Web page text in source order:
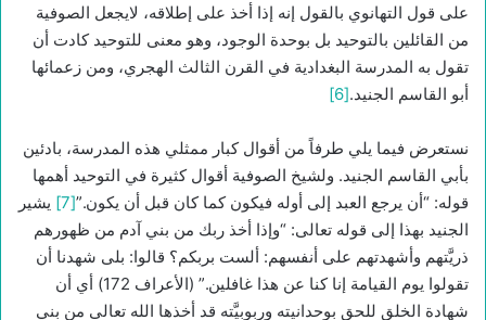
على قول التهانوي بالقول إنه إذا أخذ على إطلاقه، لايجعل الصوفية
من القائلين بالتوحيد بل بوحدة الوجود، وهو معنى للتوحيد كادت أن
تقول به المدرسة البغدادية في القرن الثالث الهجري، ومن زعمائها
أبو القاسم الجنيد.[6]
نستعرض فيما يلي طرفاً من أقوال كبار ممثلي هذه المدرسة، بادئين
بأبي القاسم الجنيد. ولشيخ الصوفية أقوال كثيرة في التوحيد أهمها
قوله: “أن يرجع العبد إلى أوله فيكون كما كان قبل أن يكون.”[7]
يشير
الجنيد بهذا إلى قوله تعالى: “وإذا أخذ ربك من بني آدم من ظهورهم
ذريَّتهم وأشهدتهم على أنفسهم: ألست بربكم؟ قالوا: بلى شهدنا أن
تقولوا يوم القيامة إنا كنا عن هذا غافلين.” (الأعراف 172) أي أن
شهادة الخلق للحق بوحدانيته وربوبيَّته قد أخذها الله تعالى من بني